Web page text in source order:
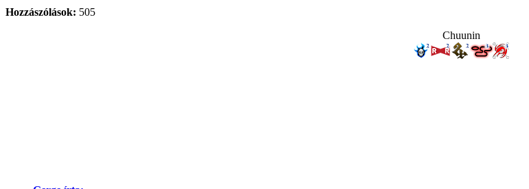
Hozzászólások: 505
Chuunin